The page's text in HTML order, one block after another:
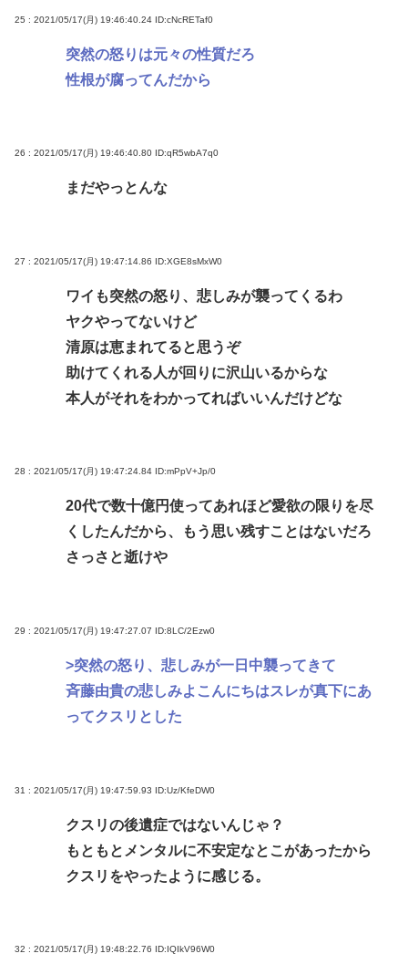
25 : 2021/05/17(月) 19:46:40.24 ID:cNcRETaf0
突然の怒りは元々の性質だろ
性根が腐ってんだから
26 : 2021/05/17(月) 19:46:40.80 ID:qR5wbA7q0
まだやっとんな
27 : 2021/05/17(月) 19:47:14.86 ID:XGE8sMxW0
ワイも突然の怒り、悲しみが襲ってくるわ
ヤクやってないけど
清原は恵まれてると思うぞ
助けてくれる人が回りに沢山いるからな
本人がそれをわかってればいいんだけどな
28 : 2021/05/17(月) 19:47:24.84 ID:mPpV+Jp/0
20代で数十億円使ってあれほど愛欲の限りを尽
くしたんだから、もう思い残すことはないだろ
さっさと逝けや
29 : 2021/05/17(月) 19:47:27.07 ID:8LC/2Ezw0
>突然の怒り、悲しみが一日中襲ってきて
斉藤由貴の悲しみよこんにちはスレが真下にあ
ってクスリとした
31 : 2021/05/17(月) 19:47:59.93 ID:Uz/KfeDW0
クスリの後遺症ではないんじゃ？
もともとメンタルに不安定なとこがあったから
クスリをやったように感じる。
32 : 2021/05/17(月) 19:48:22.76 ID:IQIkV96W0